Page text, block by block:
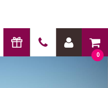
0